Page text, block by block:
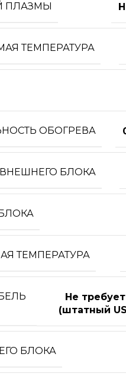
ПЛАЗМЫ
ТЕМПЕРАТУРА
ОБОГРЕВА
БЛОКА
ТЕМПЕРАТУРА
Не
(штатный
БЛОКА